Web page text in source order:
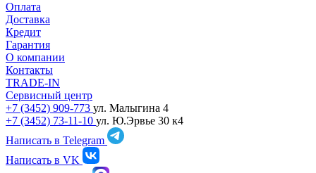
Оплата
Доставка
Кредит
Гарантия
О компании
Контакты
TRADE-IN
Сервисный центр
+7 (3452) 909-773 ул. Малыгина 4
+7 (3452) 73-11-10 ул. Ю.Эрвье 30 к4
Написать в Telegram
Написать в VK